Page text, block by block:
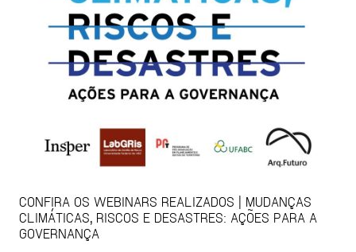
CONFIRA OS WEBINARS REALIZADOS | MUDANÇAS
CLIMÁTICAS, RISCOS E DESASTRES: AÇÕES PARA A
GOVERNANÇA